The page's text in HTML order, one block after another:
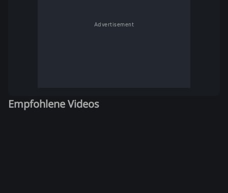
Advertisement
Empfohlene Videos